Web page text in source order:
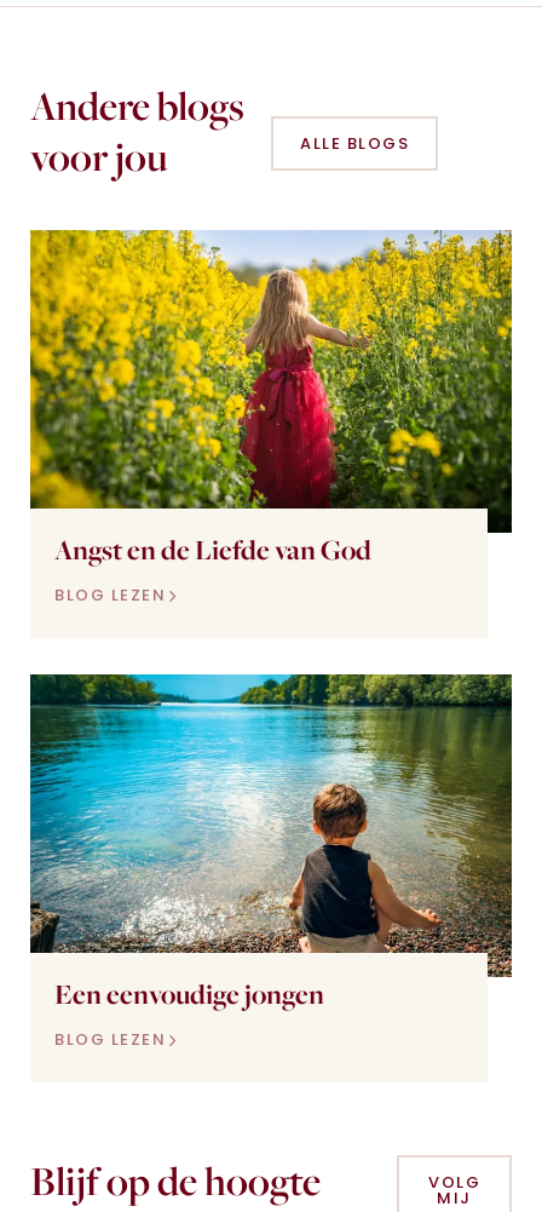
Andere blogs
voor jou
ALLE BLOGS
Angst en de Liefde van God
BLOG LEZEN
Een eenvoudige jongen
BLOG LEZEN
Blijf op de hoogte
VOLG
MIJ